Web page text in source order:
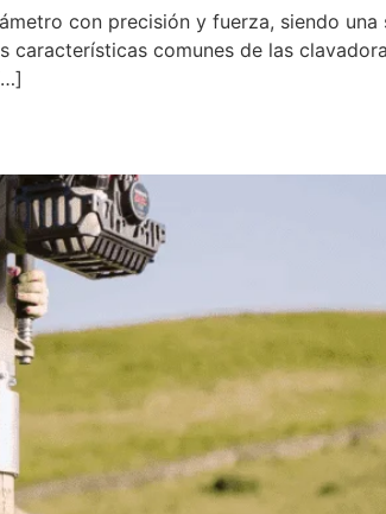
con precisión y fuerza, siendo una
comunes de las